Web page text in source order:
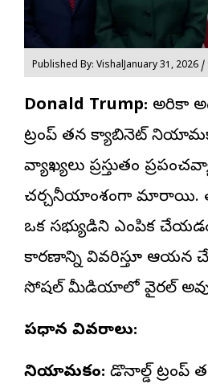
Published By: VishalJanuary 31, 2026 /
Donald Trump: అమెరికా
ట్రంప్ తన క్యాబినెట్
వ్యాఖ్యలు ప్రస్తుతం
చర్చనీయాంశంగా మారాయి.
ఒక సభ్యుడిని ఎంపిక
కారణాన్ని వివరిస్తూ ఆయన
సోషల్ మీడియాలో వైరల్
ప్రధాన వివరాలు:
నియామకం: డొనాల్డ్ ట్రంప్